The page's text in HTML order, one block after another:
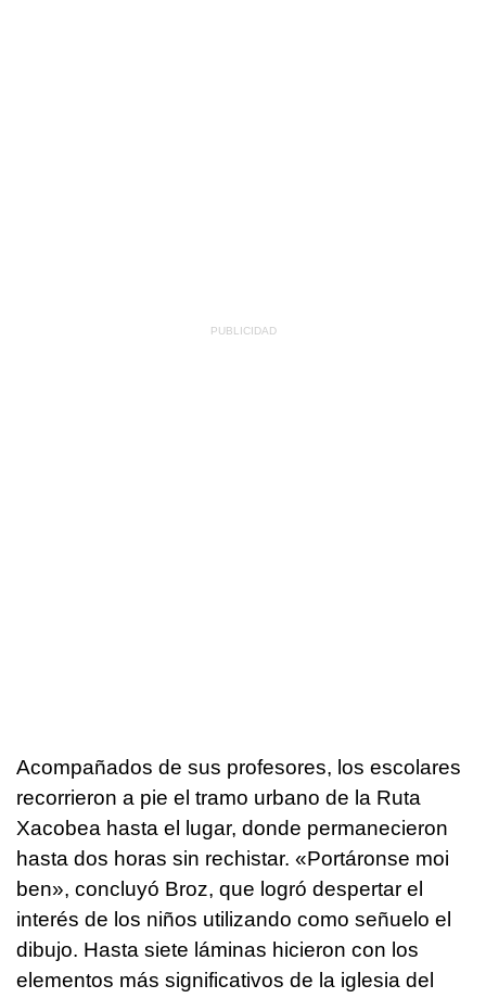
Acompañados de sus profesores, los escolares
recorrieron a pie el tramo urbano de la Ruta
Xacobea hasta el lugar, donde permanecieron
hasta dos horas sin rechistar. «Portáronse moi
ben», concluyó Broz, que logró despertar el
interés de los niños utilizando como señuelo el
dibujo. Hasta siete láminas hicieron con los
elementos más significativos de la iglesia del